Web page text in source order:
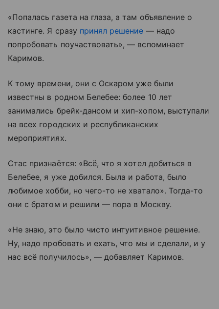
«Попалась газета на глаза, а там объявление о
кастинге. Я сразу принял решение — надо
попробовать поучаствовать», — вспоминает
Каримов.
К тому времени, они с Оскаром уже были
известны в родном Белебее: более 10 лет
занимались брейк-дансом и хип-хопом, выступали
на всех городских и республиканских
мероприятиях.
Стас признаётся: «Всё, что я хотел добиться в
Белебее, я уже добился. Была и работа, было
любимое хобби, но чего-то не хватало». Тогда-то
они с братом и решили — пора в Москву.
«Не знаю, это было чисто интуитивное решение.
Ну, надо пробовать и ехать, что мы и сделали, и у
нас всё получилось», — добавляет Каримов.